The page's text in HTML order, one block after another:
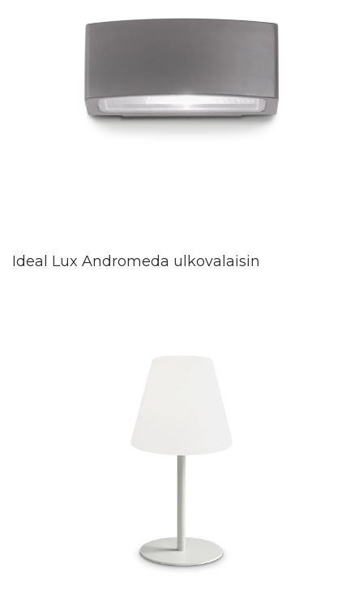
Ideal Lux Andromeda ulkovalaisin